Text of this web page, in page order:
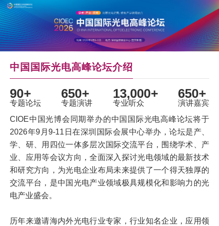
中国国际光电高峰论坛介绍
90+
专题论坛
650+
专题演讲
13,000+
专业听众
650+
演讲嘉宾
CIOE中国光博会同期举办的中国国际光电高峰论坛将于
2026年9月9-11日在深圳国际会展中心举办，论坛是产、
学、研、用四位一体多层次国际交流平台，围绕学术、产
业、应用等会议方向，全面深入探讨光电领域的最新技术
和研究方向，为光电企业布局未来提供了一个得天独厚的
交流平台，是中国光电产业领域极具规模化和影响力的光
电产业盛会。
历年来邀请海内外光电行业专家，行业知名企业，应用领